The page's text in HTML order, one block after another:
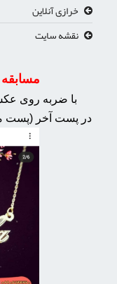
خرازی آنلاین
نقشه سایت
مسابقه
با ضربه روی عکس
در پست آخر (پست